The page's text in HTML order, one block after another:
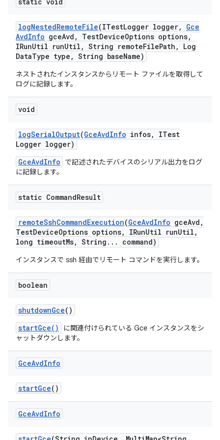
logNestedRemoteFile(ITestLogger logger,
Gce
AvdInfo gceAvd , TestDeviceOptions options,
IRunUtil runUtil , String remoteFilePath ,
Log
DataType type , String baseName)
ネストされたインスタンスからリモート ファイルを取得して
ログに記録します。
void
logSerialOutput(GceAvdInfo infos,
ITest
Logger logger)
GceAvdInfo
で記述されたデバイスのシリアル出力をログ
に記録します。
static CommandResult
remoteSshCommandExecution(GceAvdInfo gceAvd ,
TestDeviceOptions options, IRunUtil runUtil ,
long timeoutMs, String . . . command)
インスタンスで ssh 経由でリモート コマンドを実行します。
boolean
shutdownGce()
startGce()
に関連付けられている Gce インスタンスをシ
ャットダウンします。
GceAvdInfo
startGce()
GceAvdInfo